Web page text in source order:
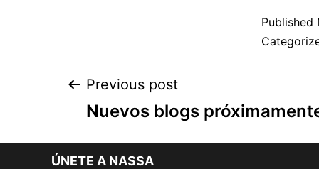
Published
Post
navigation
Previous post
Nuevos blogs
ÚNETE A NASSA